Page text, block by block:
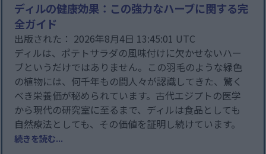
ディルの健康効果：この強力なハーブに関する完
全ガイド
出版された： 2026年8月4日 13:45:01 UTC
ディルは、ポテトサラダの風味付けに欠かせないハー
ブというだけではありません。この羽毛のような緑色
の植物には、何千年もの間人々が認識してきた、驚く
べき栄養価が秘められています。古代エジプトの医学
から現代の研究室に至るまで、ディルは食品としても
自然療法としても、その価値を証明し続けています。
続きを読む...